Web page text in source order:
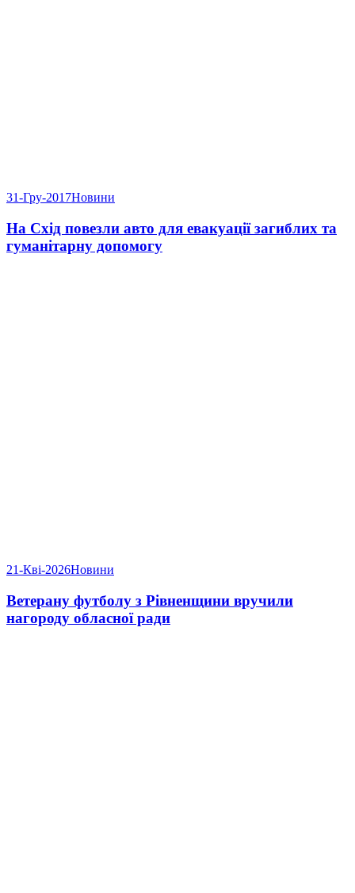
31-Гру-2017Новини
На Схід повезли авто для евакуації загиблих та
гуманітарну допомогу
21-Кві-2026Новини
Ветерану футболу з Рівненщини вручили
нагороду обласної ради